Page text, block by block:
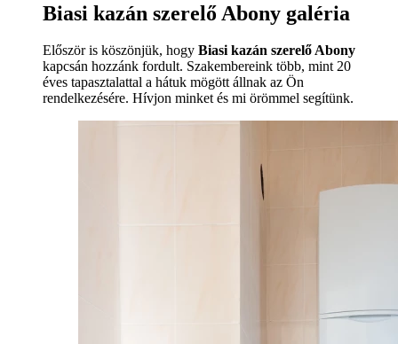
Biasi kazán szerelő Abony galéria
Először is köszönjük, hogy Biasi kazán szerelő Abony
kapcsán hozzánk fordult. Szakembereink több, mint 20
éves tapasztalattal a hátuk mögött állnak az Ön
rendelkezésére. Hívjon minket és mi örömmel segítünk.